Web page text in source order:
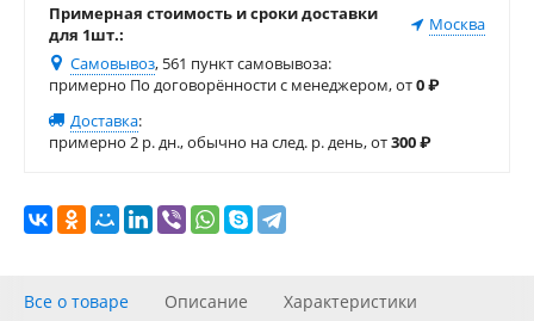
Примерная стоимость и сроки доставки
для 1шт.:
Москва
Самовывоз, 561 пункт самовывоза:
примерно По договорённости с менеджером, от0₽
Доставка:
примерно 2 р. дн., обычно на след. р. день, от300₽
Все о товаре Описание Характеристики